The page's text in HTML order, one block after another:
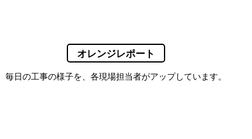
オレンジレポート
毎日の工事の様子を、各現場担当者がアップしています。